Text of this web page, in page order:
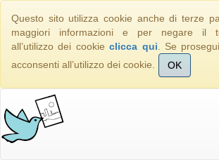
Questo sito utilizza cookie anche di terze
maggiori informazioni e per negare il
all’utilizzo dei cookieclicca qui . Se
acconsenti all’utilizzo dei cookie.
OK